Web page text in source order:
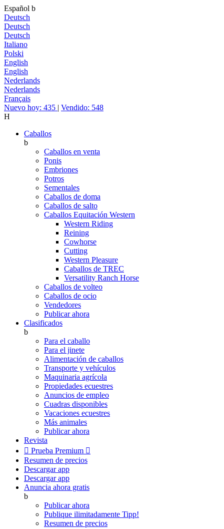
Español b
Deutsch
Deutsch
Deutsch
Italiano
Polski
English
English
Nederlands
Nederlands
Français
Nuevo hoy: 435 | Vendido: 548
H
Caballos
b
Caballos en venta
Ponis
Embriones
Potros
Sementales
Caballos de doma
Caballos de salto
Caballos Equitación Western
Western Riding
Reining
Cowhorse
Cutting
Western Pleasure
Caballos de TREC
Versatility Ranch Horse
Caballos de volteo
Caballos de ocio
Vendedores
Publicar ahora
Clasificados
b
Para el caballo
Para el jinete
Alimentación de caballos
Transporte y vehículos
Maquinaria agrícola
Propiedades ecuestres
Anuncios de empleo
Cuadras disponibles
Vacaciones ecuestres
Más animales
Publicar ahora
Revista
 Prueba Premium 
Resumen de precios
Descargar app
Descargar app
Anuncia ahora gratis
b
Publicar ahora
Publique ilimitadamente Tipp!
Resumen de precios